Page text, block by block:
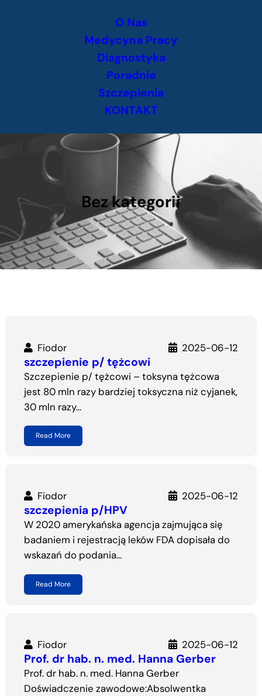
O Nas
Medycyna Pracy
Diagnostyka
Poradnie
Szczepienia
KONTAKT
Bez kategorii
Fiodor 2025-06-12
szczepienie p/ tężcowi
Szczepienie p/ tężcowi – toksyna tężcowa
jest 80 mln razy bardziej toksyczna niż cyjanek,
30 mln razy…
Read More
Fiodor 2025-06-12
szczepienia p/HPV
W 2020 amerykańska agencja zajmująca się
badaniem i rejestracją leków FDA dopisała do
wskazań do podania…
Read More
Fiodor 2025-06-12
Prof. dr hab. n. med. Hanna Gerber
Prof. dr hab. n. med. Hanna Gerber
Doświadczenie zawodowe:Absolwentka